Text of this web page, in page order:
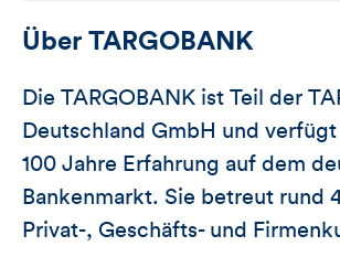
Über TARGOBANK
Die TARGOBANK ist Teil der
Deutschland GmbH und
100 Jahre Erfahrung auf dem
Bankenmarkt. Sie betreut rund
Privat-, Geschäfts- und